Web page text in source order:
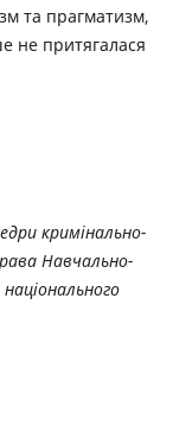
та прагматизм,
не притягалася
кримінально-
Навчально-